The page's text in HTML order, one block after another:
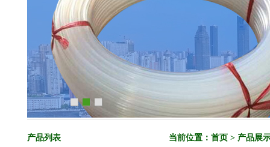
产品列表 当前位置： 首页 > 产品展